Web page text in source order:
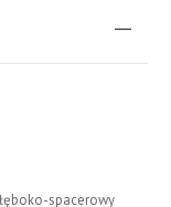
spacerowy